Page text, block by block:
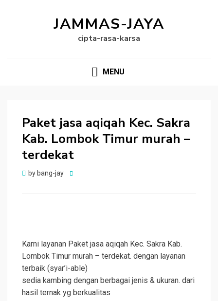
JAMMAS-JAYA
cipta-rasa-karsa
MENU
Paket jasa aqiqah Kec. Sakra
Kab. Lombok Timur murah –
terdekat
by bang-jay
Posted
Kami layanan Paket jasa aqiqah Kec. Sakra Kab.
Lombok Timur murah – terdekat. dengan layanan
terbaik (syar’i-able)
sedia kambing dengan berbagai jenis & ukuran. dari
hasil ternak yg berkualitas